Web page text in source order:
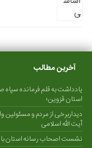
آخرین مطالب
یادداشت به قلم فرمانده سپاه
استان قزوین؛
دیداربرخی از مردم و مسئولین
آیت الله اسلامی
نشست اصحاب رسانه استان با